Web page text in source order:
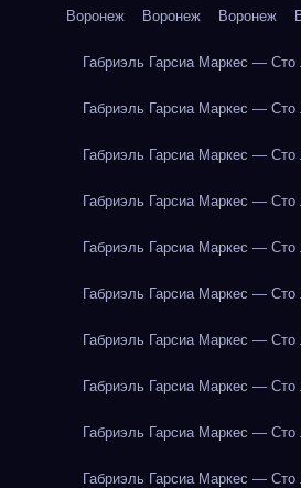
Воронеж Воронеж Воронеж
Габриэль Гарсиа Маркес — Сто
Габриэль Гарсиа Маркес — Сто
Габриэль Гарсиа Маркес — Сто
Габриэль Гарсиа Маркес — Сто
Габриэль Гарсиа Маркес — Сто
Габриэль Гарсиа Маркес — Сто
Габриэль Гарсиа Маркес — Сто
Габриэль Гарсиа Маркес — Сто
Габриэль Гарсиа Маркес — Сто
Габриэль Гарсиа Маркес — Сто